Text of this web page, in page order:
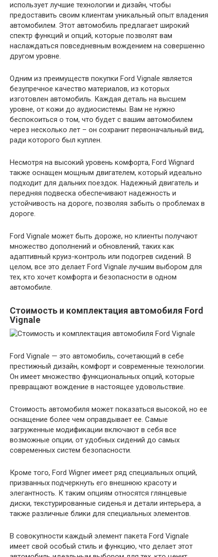
использует лучшие технологии и дизайн, чтобы
предоставить своим клиентам уникальный опыт владения
автомобилем. Этот автомобиль предлагает широкий
спектр функций и опций, которые позволят вам
наслаждаться повседневным вождением на совершенно
другом уровне.
Одним из преимуществ покупки Ford Vignale является
безупречное качество материалов, из которых
изготовлен автомобиль. Каждая деталь на высшем
уровне, от кожи до аудиосистемы. Вам не нужно
беспокоиться о том, что будет с вашим автомобилем
через несколько лет – он сохранит первоначальный вид,
ради которого был куплен.
Несмотря на высокий уровень комфорта, Ford Wignard
также оснащен мощным двигателем, который идеально
подходит для дальних поездок. Надежный двигатель и
передняя подвеска обеспечивают надежность и
устойчивость на дороге, позволяя забыть о проблемах в
дороге.
Ford Vignale может быть дороже, но клиенты получают
множество дополнений и обновлений, таких как
адаптивный круиз-контроль или подогрев сидений. В
целом, все это делает Ford Vignale лучшим выбором для
тех, кто хочет комфорта и безопасности в одном
автомобиле.
Стоимость и комплектация автомобиля Ford
Vignale
Ford Vignale — это автомобиль, сочетающий в себе
престижный дизайн, комфорт и современные технологии.
Он имеет множество функциональных опций, которые
превращают вождение в настоящее удовольствие.
Стоимость автомобиля может показаться высокой, но ее
оснащение более чем оправдывает ее. Самые
загруженные модификации включают в себя все
возможные опции, от удобных сидений до самых
современных систем безопасности.
Кроме того, Ford Wigner имеет ряд специальных опций,
призванных подчеркнуть его внешнюю красоту и
элегантность. К таким опциям относятся глянцевые
диски, текстурированные сиденья и детали интерьера, а
также различные блики для специальных элементов.
В совокупности каждый элемент пакета Ford Vignale
имеет свой особый стиль и функцию, что делает этот